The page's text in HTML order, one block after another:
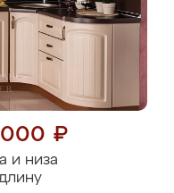
000 ₽
и низа